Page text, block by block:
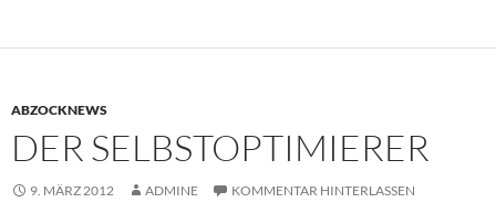
ABZOCKNEWS
DER SELBSTOPTIMIERER
9. MÄRZ 2012 ADMINE KOMMENTAR HINTERLASSEN